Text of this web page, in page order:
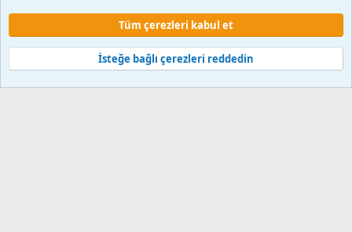
Çerezler
Şartlar ve kurallar
Gizlilik politikası Yardım Ana sayfa
Community platform by XenForo © 2010-2024 XenForo Ltd.
Türkçe yama 🇹🇷 [XGT] Yazılım ve web hizmetleri 2014-2024
Tüm çerezleri kabul et
İsteğe bağlı çerezleri reddedin